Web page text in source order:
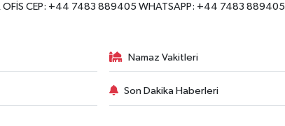
OFİS CEP: +44 7483 889405 WHATSAPP: +44 7483 889405
Namaz Vakitleri
Son Dakika Haberleri